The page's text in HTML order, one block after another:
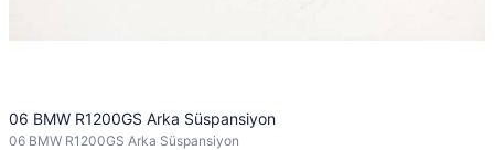
06 BMW R1200GS Arka Süspansiyon
06 BMW R1200GS Arka Süspansiyon